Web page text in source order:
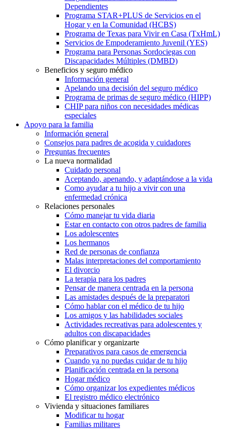
Dependientes
Programa STAR+PLUS de Servicios en el
Hogar y en la Comunidad (HCBS)
Programa de Texas para Vivir en Casa (TxHmL)
Servicios de Empoderamiento Juvenil (YES)
Programa para Personas Sordociegas con
Discapacidades Múltiples (DMBD)
Beneficios y seguro médico
Información general
Apelando una decisión del seguro médico
Programa de primas de seguro médico (HIPP)
CHIP para niños con necesidades médicas
especiales
Apoyo para la familia
Información general
Consejos para padres de acogida y cuidadores
Preguntas frecuentes
La nueva normalidad
Cuidado personal
Aceptando, apenando, y adaptándose a la vida
Como ayudar a tu hijo a vivir con una
enfermedad crónica
Relaciones personales
Cómo manejar tu vida diaria
Estar en contacto con otros padres de familia
Los adolescentes
Los hermanos
Red de personas de confianza
Malas interpretaciones del comportamiento
El divorcio
La terapia para los padres
Pensar de manera centrada en la persona
Las amistades después de la preparatori
Cómo hablar con el médico de tu hijo
Los amigos y las habilidades sociales
Actividades recreativas para adolescentes y
adultos con discapacidades
Cómo planificar y organizarte
Preparativos para casos de emergencia
Cuando ya no puedas cuidar de tu hijo
Planificación centrada en la persona
Hogar médico
Cómo organizar los expedientes médicos
El registro médico electrónico
Vivienda y situaciones familiares
Modificar tu hogar
Familias militares